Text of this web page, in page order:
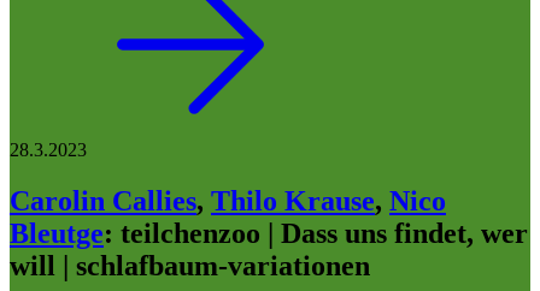
28.3.2023
Carolin Callies, Thilo Krause, Nico
Bleutge: teilchenzoo | Dass uns findet, wer
will | schlafbaum-variationen